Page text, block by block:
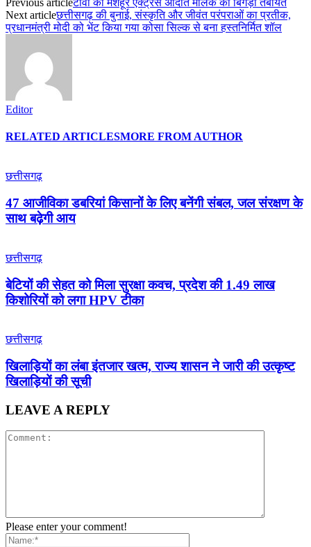
Next articleछत्तीसगढ़ की बुनाई, संस्कृति और जीवंत परंपराओं का प्रतीक,
प्रधानमंत्री मोदी को भेंट किया गया कोसा सिल्क से बना हस्तनिर्मित शॉल
Editor
RELATED ARTICLESMORE FROM AUTHOR
छत्तीसगढ़
47 आजीविका डबरियां किसानों के लिए बनेंगी संबल, जल संरक्षण के
साथ बढ़ेगी आय
छत्तीसगढ़
बेटियों की सेहत को मिला सुरक्षा कवच, प्रदेश की 1.49 लाख
किशोरियों को लगा HPV टीका
छत्तीसगढ़
खिलाड़ियों का लंबा इंतजार खत्म, राज्य शासन ने जारी की उत्कृष्ट
खिलाड़ियों की सूची
LEAVE A REPLY
Please enter your comment!